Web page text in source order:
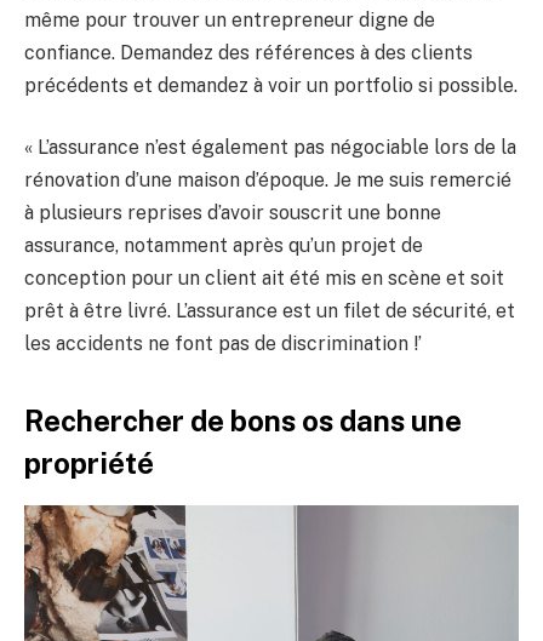
même pour trouver un entrepreneur digne de
confiance. Demandez des références à des clients
précédents et demandez à voir un portfolio si possible.
« L’assurance n’est également pas négociable lors de la
rénovation d’une maison d’époque. Je me suis remercié
à plusieurs reprises d’avoir souscrit une bonne
assurance, notamment après qu’un projet de
conception pour un client ait été mis en scène et soit
prêt à être livré. L’assurance est un filet de sécurité, et
les accidents ne font pas de discrimination !’
Rechercher de bons os dans une
propriété